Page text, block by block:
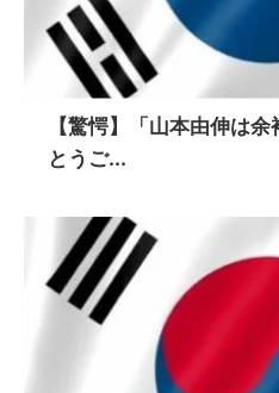
【驚愕】「山本由伸は
とうご...